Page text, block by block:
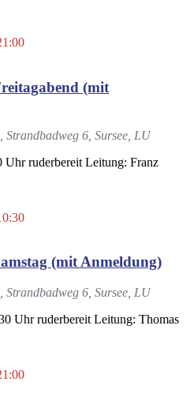
(mit
Strandbadweg 6, Sursee, LU
Uhr ruderbereit Leitung: Franz
(mit Anmeldung)
Strandbadweg 6, Sursee, LU
Uhr ruderbereit Leitung: Thomas